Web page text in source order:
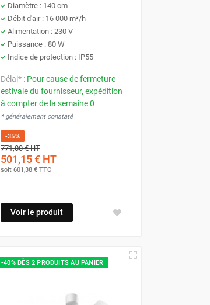
Diamètre : 140 cm
Débit d'air : 16 000 m³/h
Alimentation : 230 V
Puissance : 80 W
Indice de protection : IP55
Délai* : Pour cause de fermeture
estivale du fournisseur, expédition
à compter de la semaine 0
* généralement constaté
-35%
771,00 €HT
501,15 €HT
soit 601,38 €TTC
Voir le produit
-40% DÈS 2 PRODUITS AU PANIER